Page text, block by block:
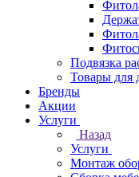
Подвязка
Товары для
Бренды
Акции
Услуги
Назад
Услуги
Монтаж